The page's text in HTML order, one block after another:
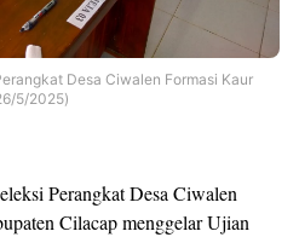
Desa Ciwalen Formasi Kaur
5/2025)
Perangkat Desa Ciwalen
Cilacap menggelar Ujian